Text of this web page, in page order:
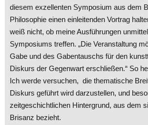
diesem exzellenten Symposium aus dem
Philosophie einen einleitenden Vortrag
weiß nicht, ob meine Ausführungen
Symposiums treffen. „Die Veranstaltung
Gabe und des Gabentauschs für den
Diskurs der Gegenwart erschließen.“ So
Ich werde versuchen, die thematische
Diskurs geführt wird darzustellen, und
zeitgeschichtlichen Hintergrund, aus dem
Brisanz bezieht.